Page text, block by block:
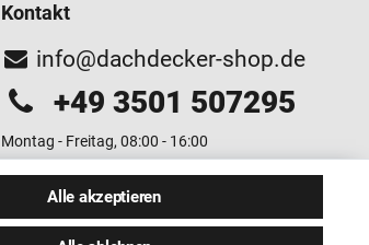
Kontakt
info@dachdecker-shop.de
+49 3501 507295
Montag - Freitag, 08:00 - 16:00
dem Mobilfunknetz ggf. abweichend (abhängig vom
Provider).
Alle akzeptieren